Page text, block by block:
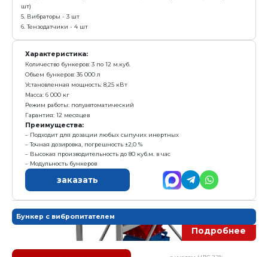
Характеристика:
Количество бункеров: 2 по 12 м.куб.
Объем бункеров: 24 000 л
Установленная мощность: 8 кВт
Масса: 3 700 кг
Режим работы: полуавтоматический
Гарантия: 12 месяцев
Преимущества:
Подходит для дозации любых сыпучих инертных
Точная дозировка, погрешность ±2,0 %
Высокая производительность до 80 куб.м. в час
Модульность бункеров
заказать
Дозатор заполнителя ДЗ-36